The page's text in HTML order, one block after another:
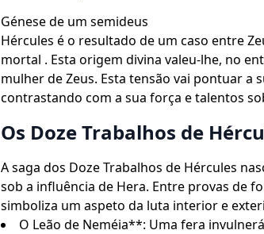
Génese de um semideus
Hércules é o resultado de um caso entre
mortal . Esta origem divina valeu-lhe, no
mulher de Zeus. Esta tensão vai pontuar a
contrastando com a sua força e talentos
Os Doze Trabalhos de
A saga dos Doze Trabalhos de Hércules
sob a influência de Hera. Entre provas de
simboliza um aspeto da luta interior e
O Leão de Neméia**: Uma fera